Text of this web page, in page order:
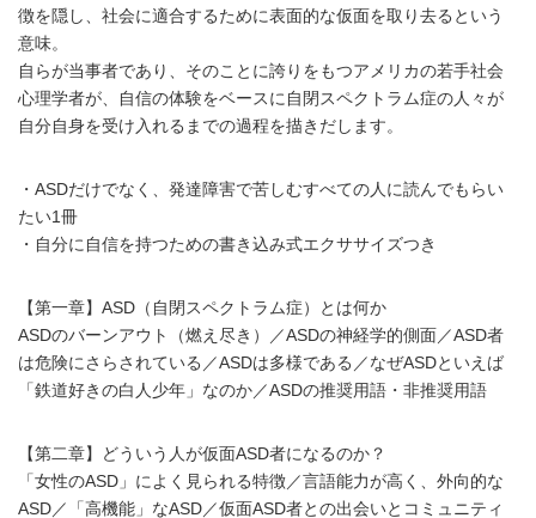
徴を隠し、社会に適合するために表面的な仮面を取り去るという
意味。
自らが当事者であり、そのことに誇りをもつアメリカの若手社会
心理学者が、自信の体験をベースに自閉スペクトラム症の人々が
自分自身を受け入れるまでの過程を描きだします。
・ASDだけでなく、発達障害で苦しむすべての人に読んでもらい
たい1冊
・自分に自信を持つための書き込み式エクササイズつき
【第一章】ASD（自閉スペクトラム症）とは何か
ASDのバーンアウト（燃え尽き）／ASDの神経学的側面／ASD者
は危険にさらされている／ASDは多様である／なぜASDといえば
「鉄道好きの白人少年」なのか／ASDの推奨用語・非推奨用語
【第二章】どういう人が仮面ASD者になるのか？
「女性のASD」によく見られる特徴／言語能力が高く、外向的な
ASD／「高機能」なASD／仮面ASD者との出会いとコミュニティ